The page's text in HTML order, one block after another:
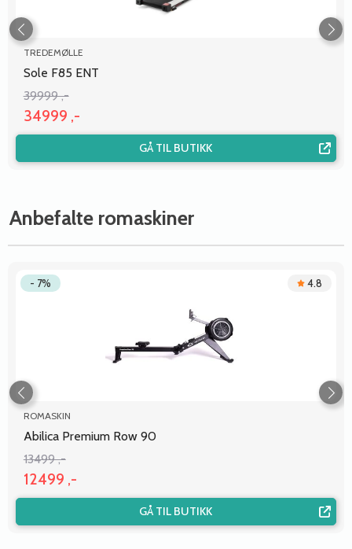
TREDEMØLLE
Sole F85 ENT
39999 ,-
34999 ,-
GÅ TIL BUTIKK
Anbefalte romaskiner
- 7% 4.8
ROMASKIN
Abilica Premium Row 90
13499 ,-
12499 ,-
GÅ TIL BUTIKK